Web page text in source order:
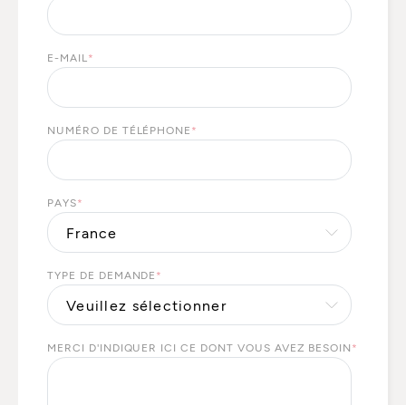
E-MAIL *
NUMÉRO DE TÉLÉPHONE *
PAYS*
TYPE DE DEMANDE *
MERCI D'INDIQUER ICI CE DONT VOUS AVEZ BESOIN *